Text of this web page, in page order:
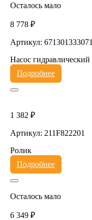
Осталось мало
8 778 ₽
Артикул: 671301333071
Насос гидравлический
Подробнее
1 382 ₽
Артикул: 211F822201
Ролик
Подробнее
Осталось мало
6 349 ₽